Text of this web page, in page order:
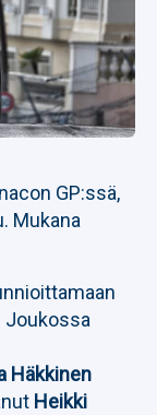
GP:ssä,
Mukana
Joukossa
Häkkinen
Heikki